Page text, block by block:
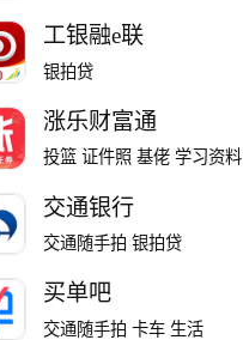
工银融e联
银拍贷
涨乐财富通
投篮 证件照 基佬 学习资料
交通银行
交通随手拍 银拍贷
买单吧
交通随手拍 卡车 生活